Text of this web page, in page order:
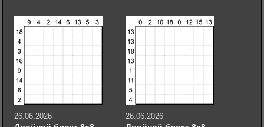
26.06.2026 26.06.2026